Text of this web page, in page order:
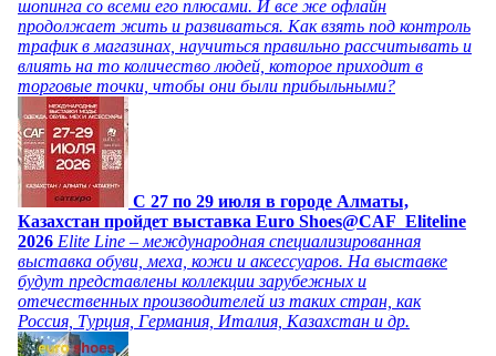
шопинга со всеми его плюсами. И все же офлайн
продолжает жить и развиваться. Как взять под контроль
трафик в магазинах, научиться правильно рассчитывать и
влиять на то количество людей, которое приходит в
торговые точки, чтобы они были прибыльными?
C 27 по 29 июля в городе Алматы,
Казахстан пройдет выставка Euro Shoes@CAF_Eliteline
2026 Elite Line – международная специализированная
выставка обуви, меха, кожи и аксессуаров. На выставке
будут представлены коллекции зарубежных и
отечественных производителей из таких стран, как
Россия, Турция, Германия, Италия, Казахстан и др.